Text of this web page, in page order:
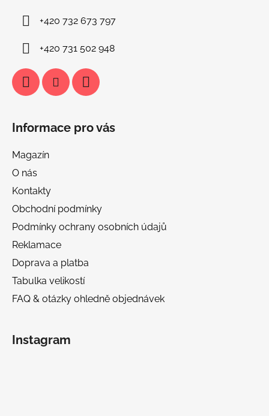
+420 732 673 797
+420 731 502 948
Informace pro vás
Magazín
O nás
Kontakty
Obchodní podmínky
Podmínky ochrany osobních údajů
Reklamace
Doprava a platba
Tabulka velikostí
FAQ & otázky ohledně objednávek
Instagram